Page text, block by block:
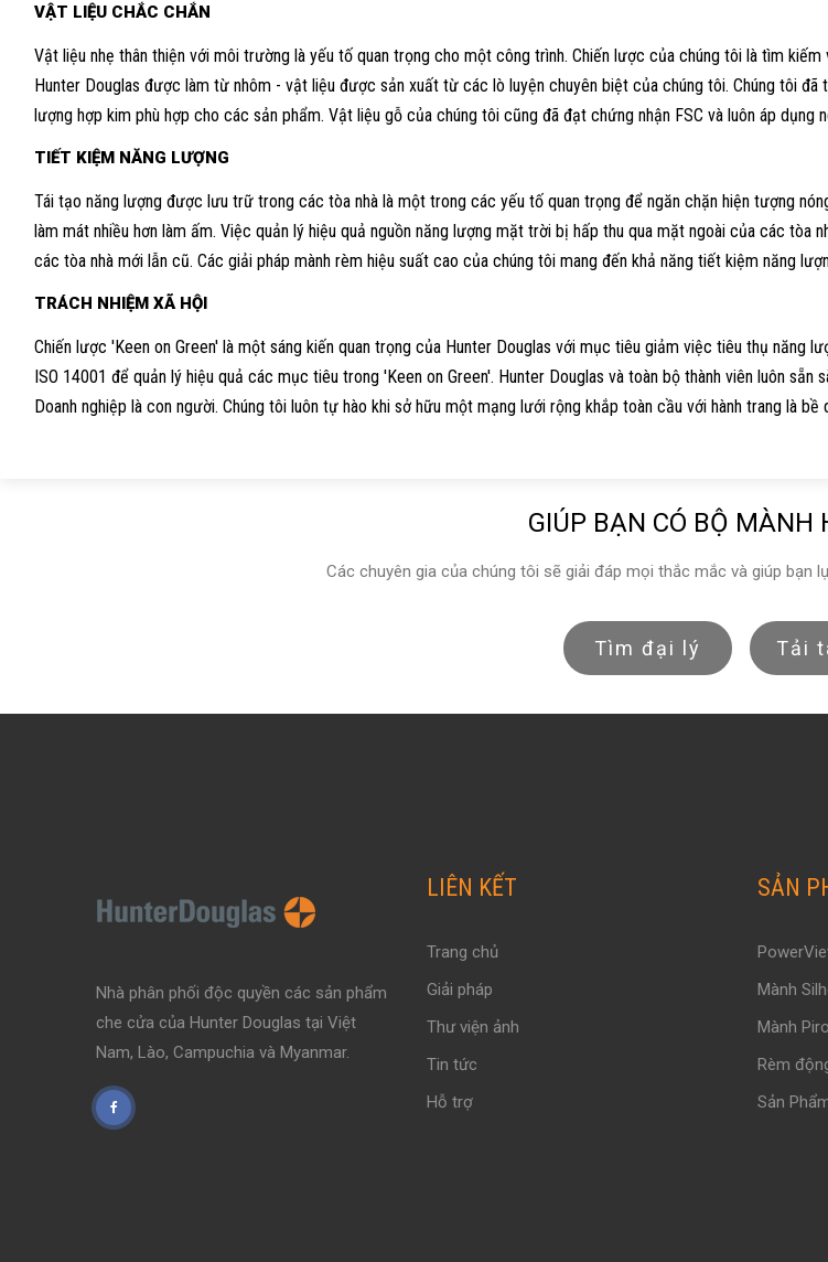
VẬT LIỆU CHẮC CHẮN
Vật liệu nhẹ thân thiện với môi trường là yếu tố quan trọng cho một công trình. Chiến lược của chúng tôi là tìm
Hunter Douglas được làm từ nhôm - vật liệu được sản xuất từ các lò luyện chuyên biệt của chúng tôi. Chúng tôi
lượng hợp kim phù hợp cho các sản phẩm. Vật liệu gỗ của chúng tôi cũng đã đạt chứng nhận FSC và luôn áp
TIẾT KIỆM NĂNG LƯỢNG
Tái tạo năng lượng được lưu trữ trong các tòa nhà là một trong các yếu tố quan trọng để ngăn chặn hiện tượng
làm mát nhiều hơn làm ấm. Việc quản lý hiệu quả nguồn năng lượng mặt trời bị hấp thu qua mặt ngoài của các
các tòa nhà mới lẫn cũ. Các giải pháp mành rèm hiệu suất cao của chúng tôi mang đến khả năng tiết kiệm năng
TRÁCH NHIỆM XÃ HỘI
Chiến lược 'Keen on Green' là một sáng kiến quan trọng của Hunter Douglas với mục tiêu giảm việc tiêu thụ năng
ISO 14001 để quản lý hiệu quả các mục tiêu trong 'Keen on Green'. Hunter Douglas và toàn bộ thành viên luôn
Doanh nghiệp là con người. Chúng tôi luôn tự hào khi sở hữu một mạng lưới rộng khắp toàn cầu với hành trang là
GIÚP BẠN CÓ BỘ MÀNH
Các chuyên gia của chúng tôi sẽ giải đáp mọi thắc mắc và giúp bạn
Tìm đại lý Tải
Nhà phân phối độc quyền các sản phẩm
che cửa của Hunter Douglas tại Việt
Nam, Lào, Campuchia và Myanmar.
LIÊN KẾT
Trang chủ
Giải pháp
Thư viện ảnh
Tin tức
Hỗ trợ
SẢN
Mành
Mành
Rèm
Sản